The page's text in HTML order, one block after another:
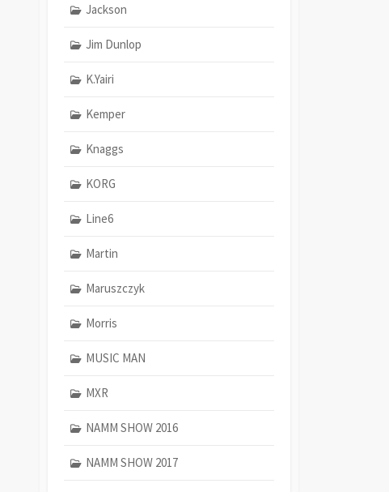
Jackson
Jim Dunlop
K.Yairi
Kemper
Knaggs
KORG
Line6
Martin
Maruszczyk
Morris
MUSIC MAN
MXR
NAMM SHOW 2016
NAMM SHOW 2017